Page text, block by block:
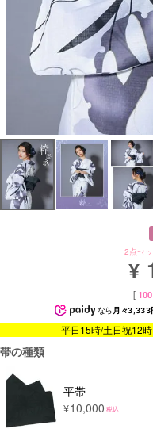
2点セ
¥
[ 100
なら月々3,333
平日15時/土日祝12
帯の種類
平帯
¥10,000 税込